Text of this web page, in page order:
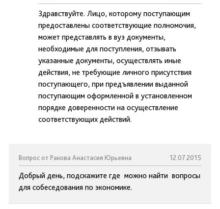
Здравствуйте. Лицо, которому поступающим
предоставлены соответствующие полномочия,
может представлять в вуз документы,
необходимые для поступления, отзывать
указанные документы, осуществлять иные
действия, не требующие личного присутствия
поступающего, при предъявлении выданной
поступающим оформленной в установленном
порядке доверенности на осуществление
соответствующих действий.
Вопрос от Ракова Анастасия Юрьевна 12.07.2015
Добрый день, подскажите где можно найти вопросы
для собеседования по экономике.